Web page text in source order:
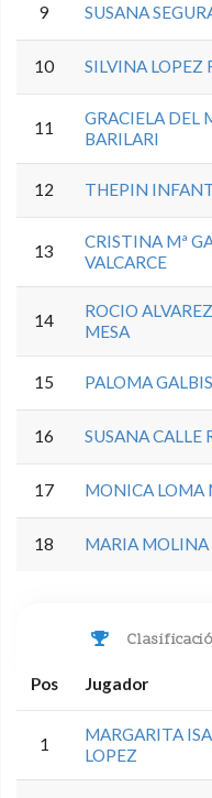
9 SUSANA
10 SILVINA LOPEZ
11
GRACIELA DEL
BARILARI
12 THEPIN
13
CRISTINA Mª
VALCARCE
14
ROCIO
MESA
15 PALOMA
16 SUSANA CALLE
17 MONICA LOMA
18 MARIA
Pos Jugador
1
MARGARITA
LOPEZ